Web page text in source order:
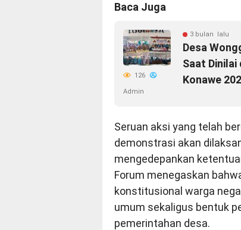
Baca Juga
3 bulan lalu
Desa
Saat Dinilai
Konawe
126
Admin
Seruan aksi yang telah
demonstrasi akan
mengedepankan
Forum menegaskan
konstitusional warga
umum sekaligus bentuk
pemerintahan desa.